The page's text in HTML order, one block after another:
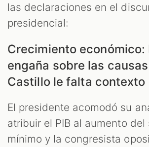
las declaraciones en el
presidencial:
Crecimiento económico:
engaña sobre las
Castillo le falta contexto
El presidente acomodó su
atribuir el PIB al aumento del
mínimo y la congresista